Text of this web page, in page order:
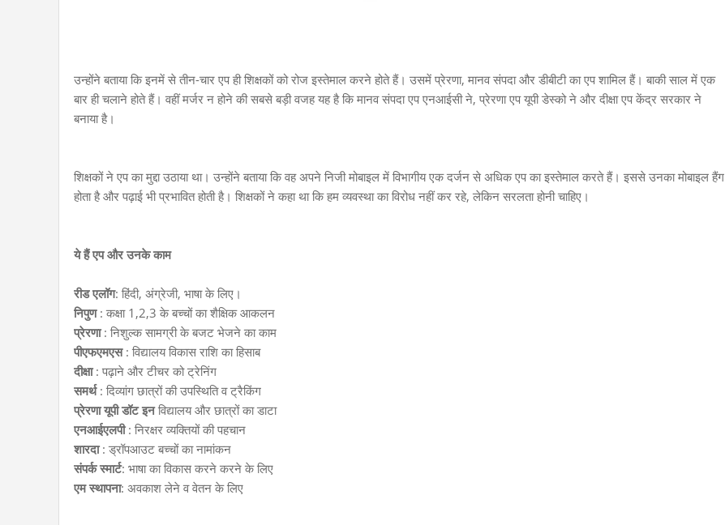
उन्होंने बताया कि इनमें से तीन-चार एप ही शिक्षकों को रोज इस्तेमाल करने होते हैं। उसमें प्रेरणा, मानव संपदा और डीबीटी का एप शामिल हैं। बाकी साल में एक
बार ही चलाने होते हैं। वहीं मर्जर न होने की सबसे बड़ी वजह यह है कि मानव संपदा एप एनआईसी ने, प्रेरणा एप यूपी डेस्को ने और दीक्षा एप केंद्र सरकार ने
बनाया है।
शिक्षकों ने एप का मुद्दा उठाया था। उन्होंने बताया कि वह अपने निजी मोबाइल में विभागीय एक दर्जन से अधिक एप का इस्तेमाल करते हैं। इससे उनका मोबाइल हैंग
होता है और पढ़ाई भी प्रभावित होती है। शिक्षकों ने कहा था कि हम व्यवस्था का विरोध नहीं कर रहे, लेकिन सरलता होनी चाहिए।
ये हैं एप और उनके काम
रीड एलॉग: हिंदी, अंग्रेजी, भाषा के लिए।
निपुण: कक्षा 1,2,3 के बच्चों का शैक्षिक आकलन
प्रेरणा: निशुल्क सामग्री के बजट भेजने का काम
पीएफएमएस: विद्यालय विकास राशि का हिसाब
दीक्षा: पढ़ाने और टीचर को ट्रेनिंग
समर्थ: दिव्यांग छात्रों की उपस्थिति व ट्रैकिंग
प्रेरणा यूपी डॉट इनविद्यालय और छात्रों का डाटा
एनआईएलपी: निरक्षर व्यक्तियों की पहचान
शारदा: ड्रॉपआउट बच्चों का नामांकन
संपर्क स्मार्ट: भाषा का विकास करने करने के लिए
एम स्थापना: अवकाश लेने व वेतन के लिए